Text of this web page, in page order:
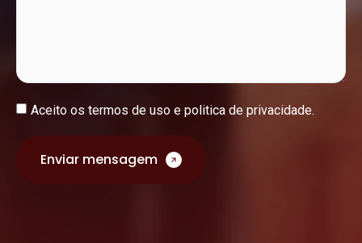
Aceito os termos de uso e politica de privacidade.
Enviar mensagem